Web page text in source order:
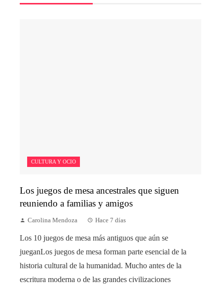
CULTURA Y OCIO
Los juegos de mesa ancestrales que siguen
reuniendo a familias y amigos
Carolina Mendoza Hace 7 días
Los 10 juegos de mesa más antiguos que aún se
jueganLos juegos de mesa forman parte esencial de la
historia cultural de la humanidad. Mucho antes de la
escritura moderna o de las grandes civilizaciones